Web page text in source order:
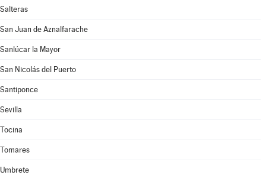
Salteras
San Juan de Aznalfarache
Sanlúcar la Mayor
San Nicolás del Puerto
Santiponce
Sevilla
Tocina
Tomares
Umbrete